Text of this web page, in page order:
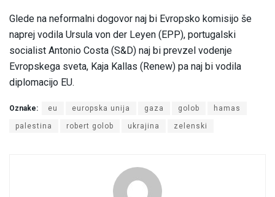
Glede na neformalni dogovor naj bi Evropsko komisijo še
naprej vodila Ursula von der Leyen (EPP), portugalski
socialist Antonio Costa (S&D) naj bi prevzel vodenje
Evropskega sveta, Kaja Kallas (Renew) pa naj bi vodila
diplomacijo EU.
Oznake: eu europska unija gaza golob hamas
palestina robert golob ukrajina zelenski